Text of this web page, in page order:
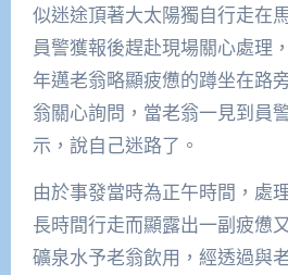
似迷途頂著大太陽獨自行走在
員警獲報後趕赴現場關心處理
年邁老翁略顯疲憊的蹲坐在路
翁關心詢問，當老翁一見到員
示，說自己迷路了。
由於事發當時為正午時間，處
長時間行走而顯露出一副疲憊
礦泉水予老翁飲用，經透過與